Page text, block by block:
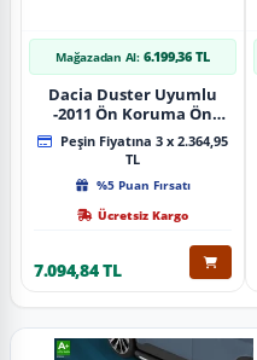
Mağazadan Al: 6.199,36 TL
Dacia Duster Uyumlu
-2011 Ön Koruma Ön
Tekli Koruma
Peşin Fiyatına 3 x 2.364,95
TL
%5 Puan Fırsatı
Ücretsiz Kargo
7.094,84 TL